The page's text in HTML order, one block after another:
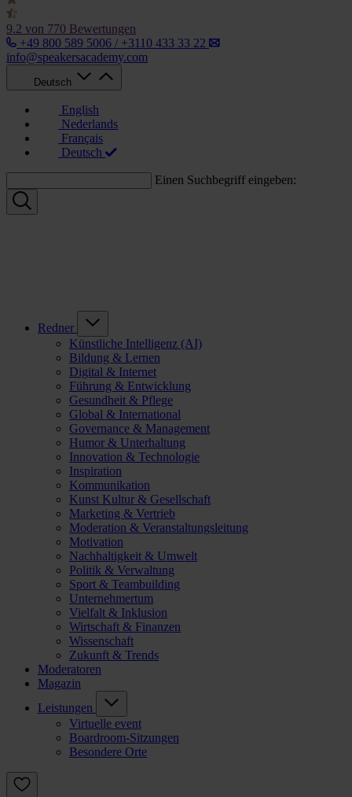
9.2 von 770 Bewertungen
+49 800 589 5006 / +3110 433 33 22
info@speakersacademy.com
Deutsch
English
Nederlands
Français
Deutsch
Einen Suchbegriff eingeben:
Redner
Künstliche Intelligenz (AI)
Bildung & Lernen
Digital & Internet
Führung & Entwicklung
Gesundheit & Pflege
Global & International
Governance & Management
Humor & Unterhaltung
Innovation & Technologie
Inspiration
Kommunikation
Kunst Kultur & Gesellschaft
Marketing & Vertrieb
Moderation & Veranstaltungsleitung
Motivation
Nachhaltigkeit & Umwelt
Politik & Verwaltung
Sport & Teambuilding
Unternehmertum
Vielfalt & Inklusion
Wirtschaft & Finanzen
Wissenschaft
Zukunft & Trends
Moderatoren
Magazin
Leistungen
Virtuelle event
Boardroom-Sitzungen
Besondere Orte